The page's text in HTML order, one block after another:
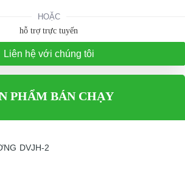
HOẶC
hỗ trợ trực tuyến
Liên hệ với chúng tôi
PHẨM BÁN CHẠY
DVJH-2